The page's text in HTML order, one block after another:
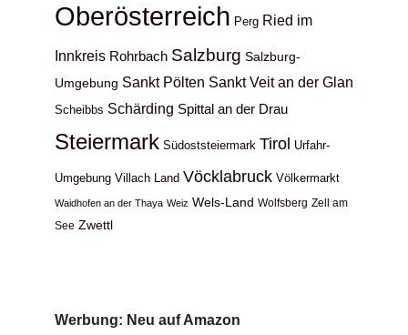
Oberösterreich Perg Ried im
Innkreis Rohrbach Salzburg Salzburg-
Umgebung Sankt Pölten Sankt Veit an der Glan
Scheibbs Schärding Spittal an der Drau
Steiermark Südoststeiermark Tirol Urfahr-
Umgebung Villach Land Vöcklabruck Völkermarkt
Waidhofen an der Thaya Weiz Wels-Land Wolfsberg Zell am
See Zwettl
Werbung: Neu auf Amazon